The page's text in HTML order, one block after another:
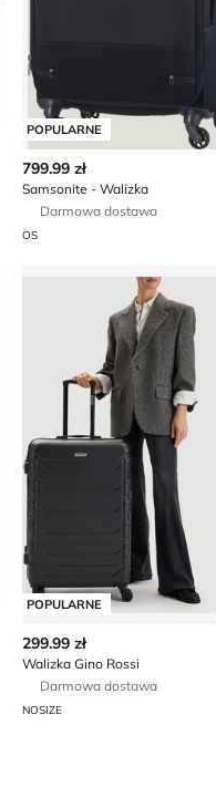
Zobacz szczegóły produktu
POPULARNE
799.99 zł
Samsonite - Walizka
Darmowa dostawa
OS
Walizka Gino Rossi
POPULARNE
299.99 zł
Walizka Gino Rossi
Darmowa dostawa
NOSIZE